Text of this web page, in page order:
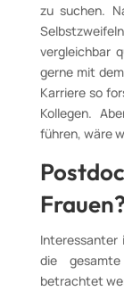
zu suchen.
vergleichbar
gerne mit
Karriere so
Kollegen.
führen, wäre
Frauen?
Interessanter
die
betrachtet